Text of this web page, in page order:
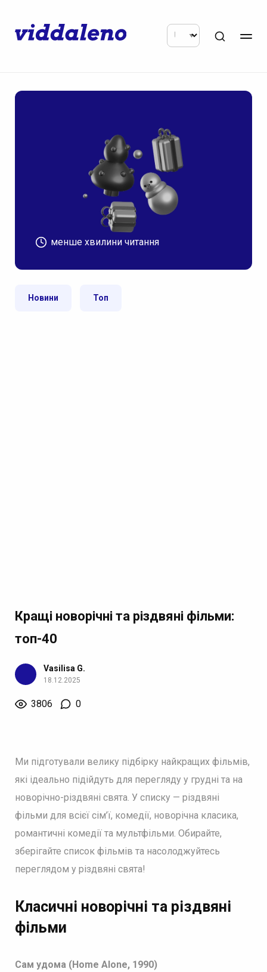
менше хвилини читання
Новини Топ
Кращі новорічні та різдвяні фільми:
топ-40
Vasilisa G.
18.12.2025
3806 0
Ми підготували велику підбірку найкращих фільмів,
які ідеально підійдуть для перегляду у грудні та на
новорічно-різдвяні свята. У списку — різдвяні
фільми для всієї сім’ї, комедії, новорічна класика,
романтичні комедії та мультфільми. Обирайте,
зберігайте список фільмів та насолоджуйтесь
переглядом у різдвяні свята!
Класичні новорічні та різдвяні
фільми
Сам удома (Home Alone, 1990)